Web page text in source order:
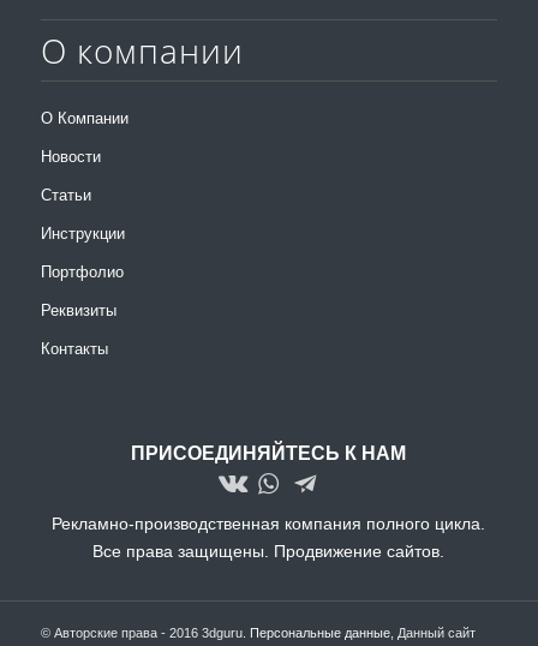
О компании
О Компании
Новости
Статьи
Инструкции
Портфолио
Реквизиты
Контакты
ПРИСОЕДИНЯЙТЕСЬ К НАМ
Рекламно-производственная компания полного цикла.
Все права защищены. Продвижение сайтов.
© Авторские права - 2016 3dguru. Персональные данные, Данный сайт